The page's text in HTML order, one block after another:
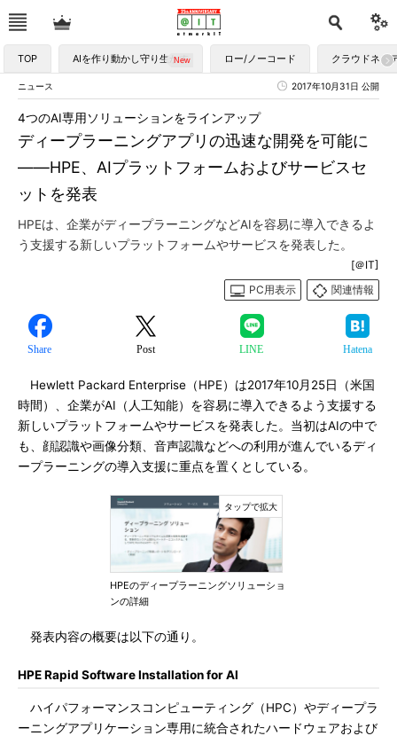
TOP AIを作り動かし守り生かす ロー/ノーコード クラウドネイ
ニュース 2017年10月31日 公開
ディープラーニングアプリの迅速な開発を可能に
――HPE、AIプラットフォームおよびサービスセ
ットを発表
4つのAI専用ソリューションをラインアップ
HPEは、企業がディープラーニングなどAIを容易に導入できるよ
う支援する新しいプラットフォームやサービスを発表した。
[＠IT]
PC用表示
関連情報
Share Post LINE Hatena
Hewlett Packard Enterprise（HPE）は2017年10月25日（米国
時間）、企業がAI（人工知能）を容易に導入できるよう支援する
新しいプラットフォームやサービスを発表した。当初はAIの中で
も、顔認識や画像分類、音声認識などへの利用が進んでいるディ
ープラーニングの導入支援に重点を置くとしている。
HPEのディープラーニングソリューショ
ンの詳細
発表内容の概要は以下の通り。
HPE Rapid Software Installation for AI
ハイパフォーマンスコンピューティング（HPC）やディープラ
ーニングアプリケーション専用に統合されたハードウェアおよび